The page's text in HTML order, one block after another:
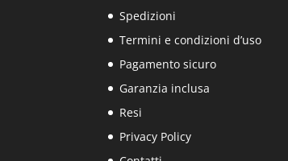
Spedizioni
Termini e condizioni d’uso
Pagamento sicuro
Garanzia inclusa
Resi
Privacy Policy